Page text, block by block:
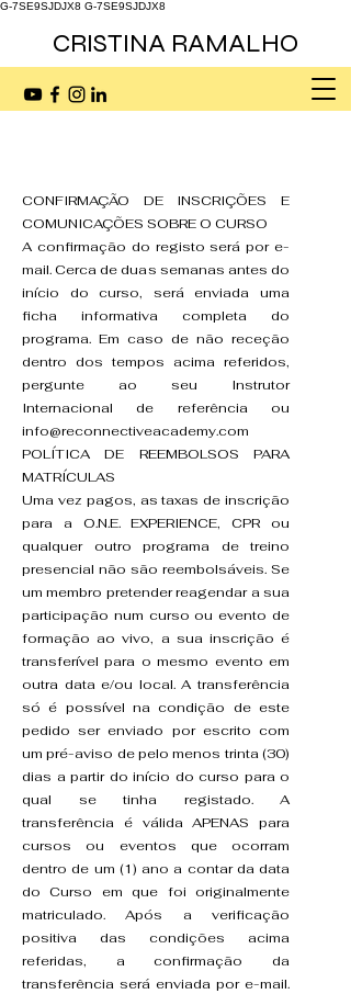
G-7SE9SJDJX8 G-7SE9SJDJX8
CRISTINA RAMALHO
CONFIRMAÇÃO DE INSCRIÇÕES E
COMUNICAÇÕES SOBRE O CURSO
A confirmação do registo será por e-
mail. Cerca de duas semanas antes do
início do curso, será enviada uma
ficha informativa completa do
programa. Em caso de não receção
dentro dos tempos acima referidos,
pergunte ao seu Instrutor
Internacional de referência ou
info@reconnectiveacademy.com
POLÍTICA DE REEMBOLSOS PARA
MATRÍCULAS
Uma vez pagos, as taxas de inscrição
para a O.N.E. EXPERIENCE, CPR ou
qualquer outro programa de treino
presencial não são reembolsáveis. Se
um membro pretender reagendar a sua
participação num curso ou evento de
formação ao vivo, a sua inscrição é
transferível para o mesmo evento em
outra data e/ou local. A transferência
só é possível na condição de este
pedido ser enviado por escrito com
um pré-aviso de pelo menos trinta (30)
dias a partir do início do curso para o
qual se tinha registado. A
transferência é válida APENAS para
cursos ou eventos que ocorram
dentro de um (1) ano a contar da data
do Curso em que foi originalmente
matriculado. Após a verificação
positiva das condições acima
referidas, a confirmação da
transferência será enviada por e-mail.